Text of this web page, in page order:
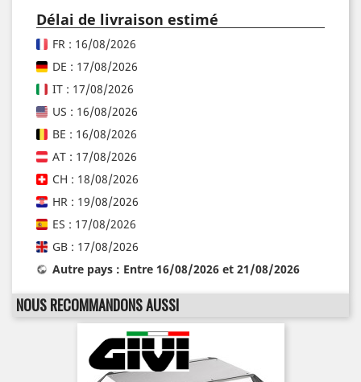
Délai de livraison estimé
FR : 16/08/2026
DE : 17/08/2026
IT : 17/08/2026
US : 16/08/2026
BE : 16/08/2026
AT : 17/08/2026
CH : 18/08/2026
HR : 19/08/2026
ES : 17/08/2026
GB : 17/08/2026
Autre pays : Entre 16/08/2026 et 21/08/2026
NOUS RECOMMANDONS AUSSI